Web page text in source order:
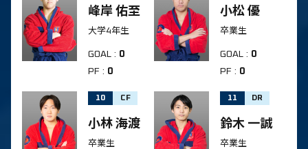
峰岸 佑至
大学4年生
GOAL : 0
PF : 0
小松 優
卒業生
GOAL : 0
PF : 0
10 CF
小林 海渡
卒業生
11 DR
鈴木 一誠
卒業生